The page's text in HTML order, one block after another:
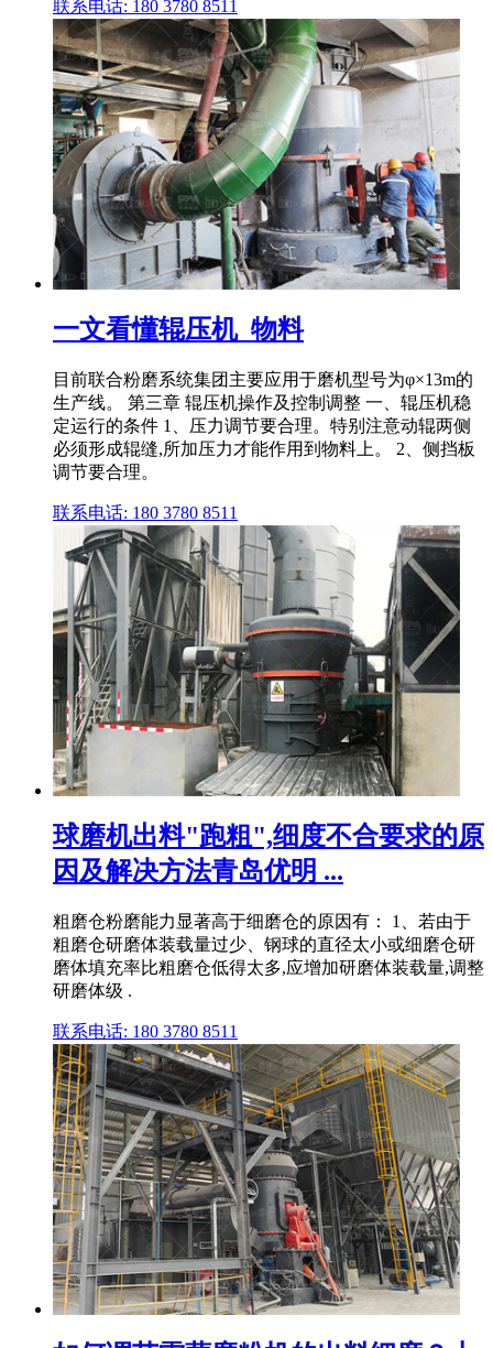
联系电话: 180 3780 8511
一文看懂辊压机_物料
目前联合粉磨系统集团主要应用于磨机型号为φ×13m的
生产线。 第三章 辊压机操作及控制调整 一、辊压机稳
定运行的条件 1、压力调节要合理。特别注意动辊两侧
必须形成辊缝,所加压力才能作用到物料上。 2、侧挡板
调节要合理。
联系电话: 180 3780 8511
球磨机出料"跑粗",细度不合要求的原
因及解决方法青岛优明 ...
粗磨仓粉磨能力显著高于细磨仓的原因有： 1、若由于
粗磨仓研磨体装载量过少、钢球的直径太小或细磨仓研
磨体填充率比粗磨仓低得太多,应增加研磨体装载量,调整
研磨体级 .
联系电话: 180 3780 8511